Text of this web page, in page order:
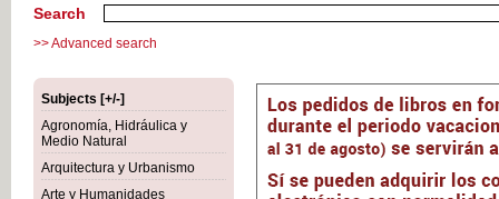
Search
>> Advanced search
Subjects [+/-]
Agronomía, Hidráulica y
Medio Natural
Arquitectura y Urbanismo
Arte y Humanidades